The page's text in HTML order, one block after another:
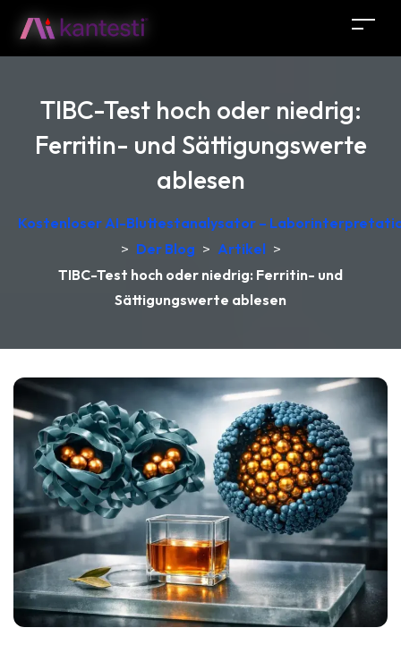
TIBC-Test hoch oder niedrig:
Ferritin- und Sättigungswerte
ablesen
Kostenloser AI-Bluttestanalysator –
> Der Blog > Artikel >
TIBC-Test hoch oder niedrig: Ferritin- und
Sättigungswerte ablesen